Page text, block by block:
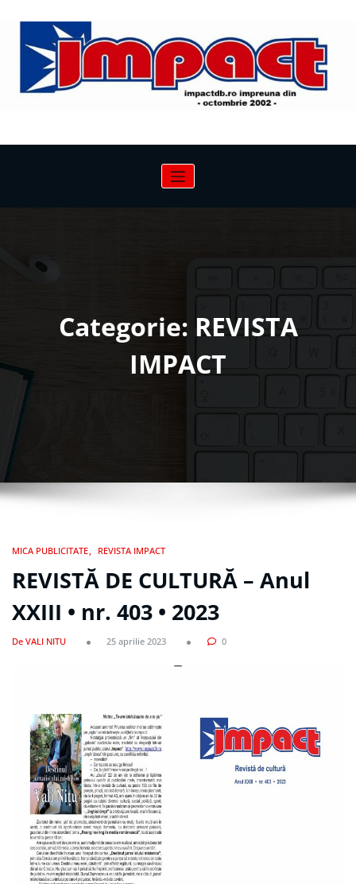
conținut
Categorie: REVISTA
IMPACT
MICA PUBLICITATE REVISTA IMPACT
REVISTĂ DE CULTURĂ – Anul
XXIII • nr. 403 • 2023
De VALI NITU 25 aprilie 2023 0